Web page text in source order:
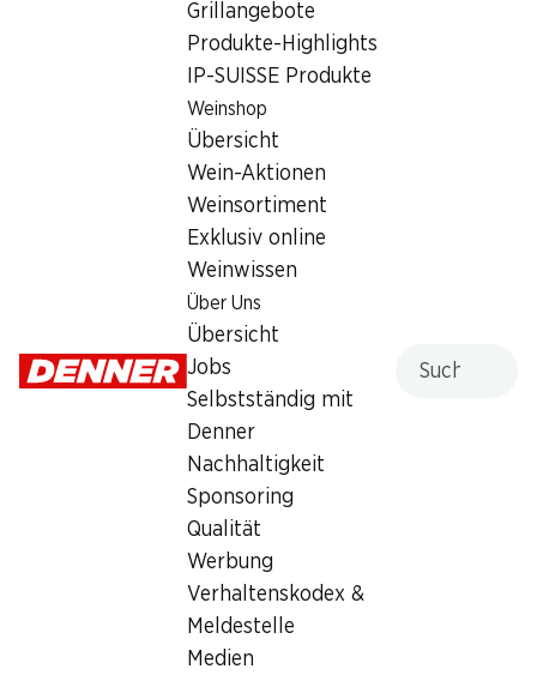
Grillangebote
Produkte-Highlights
IP-SUISSE Produkte
Weinshop
Übersicht
Wein-Aktionen
Weinsortiment
Exklusiv online
Weinwissen
Über Uns
Übersicht
Jobs
Selbstständig mit
Denner
Nachhaltigkeit
Sponsoring
Qualität
Werbung
Verhaltenskodex &
Meldestelle
Medien
Öffnungszeiten
13:30 - 16:00